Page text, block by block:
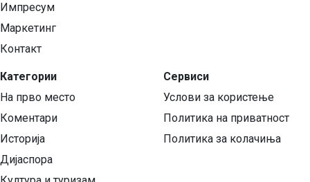
Импресум
Маркетинг
Контакт
Категории
На прво место
Коментари
Историја
Дијаспора
Сервиси
Услови за користење
Политика на приватност
Политика за колачиња